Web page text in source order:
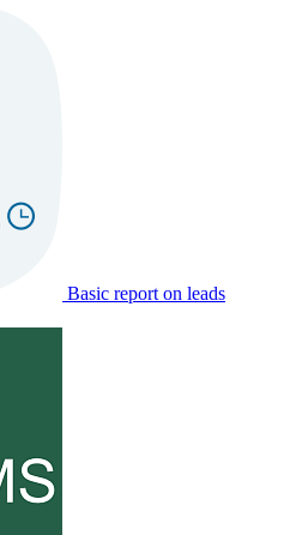
Basic report on leads